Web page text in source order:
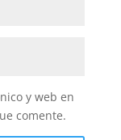
y web en
comente.